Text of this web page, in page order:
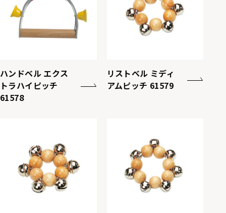
ハンドベル エクス
トラハイピッチ
61578
リストベル ミディ
アムピッチ 61579